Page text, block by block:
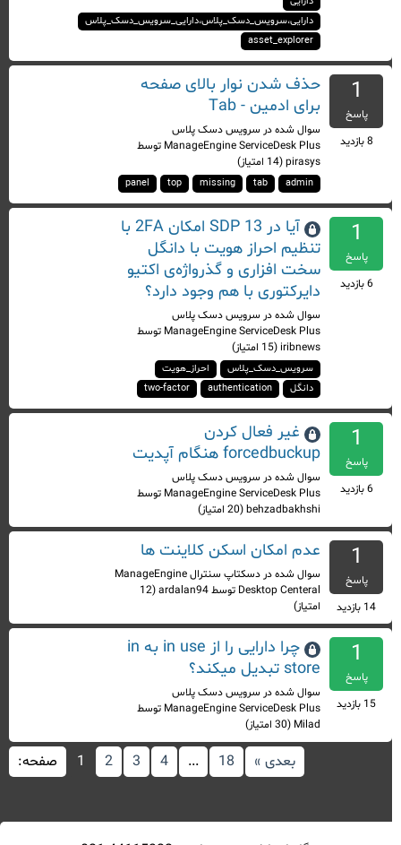
دارایی،سرویس_دسک_پلاس،دارایی_سرویس_دسک_پلاس
asset_explorer
پاسخ
بازدید
حذف شدن نوار بالای صفحه
برای ادمین - Tab
سوال شدهدرسرویس دسک پلاس
ManageEngine ServiceDesk Plusتوسط
pirasys
(
14امتیاز)
admin
tab
missing
top
panel
پاسخ
بازدید
آیا در SDP 13 امکان 2FA با
تنظیم احراز هویت با دانگل
سخت افزاری و گذرواژه‌ی اکتیو
دایرکتوری با هم وجود دارد؟
سوال شدهدرسرویس دسک پلاس
ManageEngine ServiceDesk Plusتوسط
iribnews
(
15امتیاز)
سرویس_دسک_پلاس
احراز_هویت
دانگل
authentication
two-factor
پاسخ
بازدید
غیر فعال کردن
forcedbuckup هنگام آپدیت
سوال شدهدرسرویس دسک پلاس
ManageEngine ServiceDesk Plusتوسط
behzadbakhshi
(
20امتیاز)
پاسخ
14بازدید
عدم امکان اسکن کلاینت ها
سوال شدهدر
دسکتاپ سنترال ManageEngine
Desktop Centeralتوسطardalan94
(
12
امتیاز)
پاسخ
15بازدید
چرا دارایی را از in use به in
store تبدیل میکند؟
سوال شدهدرسرویس دسک پلاس
ManageEngine ServiceDesk Plusتوسط
Milad
(
30امتیاز)
صفحه: ... 18 بعدی »